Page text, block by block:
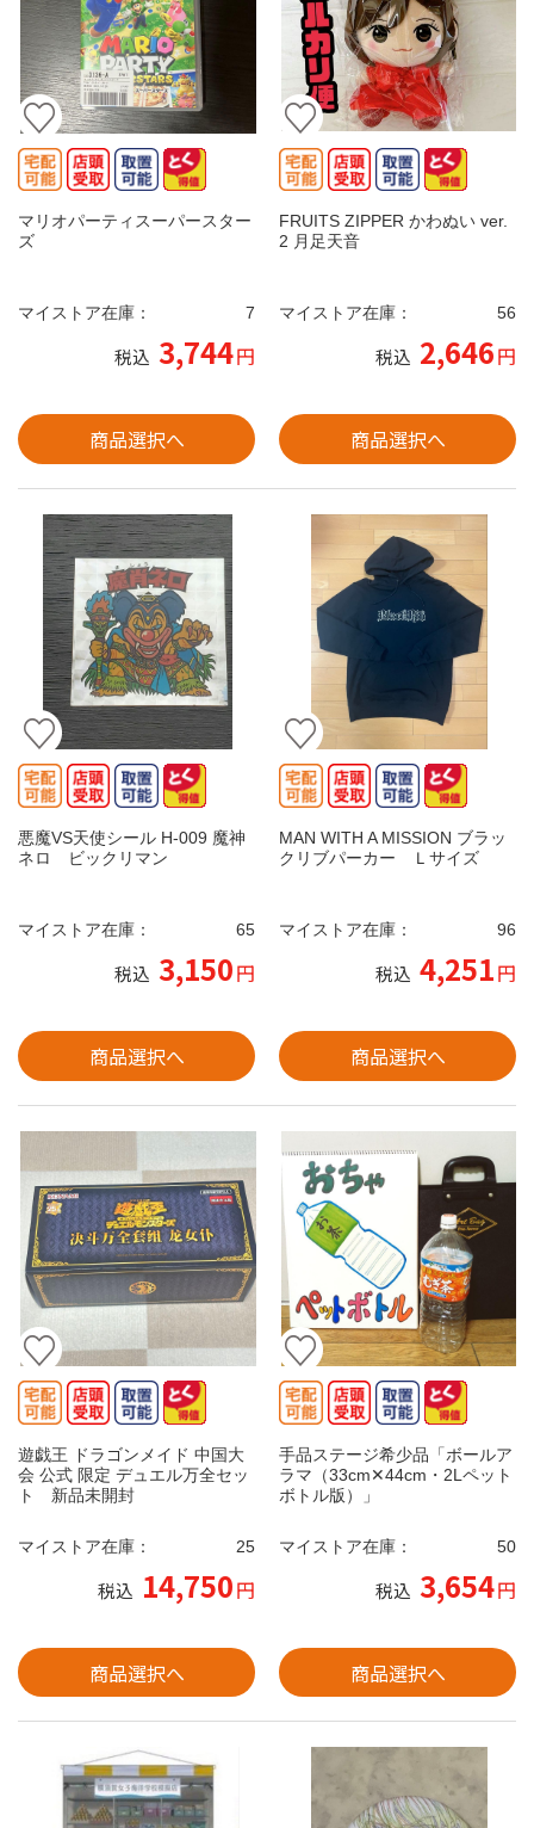
マリオパーティスーパースター
ズ
マイストア在庫： 7
税込 3,744円
商品選択へ
FRUITS ZIPPER かわぬい ver.
2 月足天音
マイストア在庫： 56
税込 2,646円
商品選択へ
悪魔VS天使シール H-009 魔神
ネロ ビックリマン
マイストア在庫： 65
税込 3,150円
商品選択へ
MAN WITH A MISSION ブラッ
クリブパーカー Ｌサイズ
マイストア在庫： 96
税込 4,251円
商品選択へ
遊戯王 ドラゴンメイド 中国大
会 公式 限定 デュエル万全セッ
ト 新品未開封
マイストア在庫： 25
税込 14,750円
商品選択へ
手品ステージ希少品「ボールア
ラマ（33cm✕44cm・2Lペット
ボトル版）」
マイストア在庫： 50
税込 3,654円
商品選択へ